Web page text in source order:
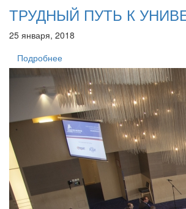
ТРУДНЫЙ ПУТЬ К
25 января, 2018
Подробнее